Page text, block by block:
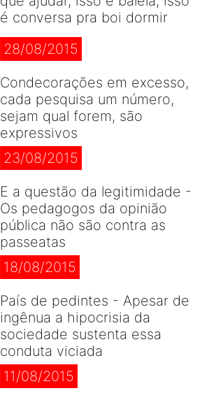
é conversa pra boi dormir
28/08/2015
Condecorações em excesso,
cada pesquisa um número,
sejam qual forem, são
expressivos
23/08/2015
E a questão da legitimidade -
Os pedagogos da opinião
pública não são contra as
passeatas
18/08/2015
País de pedintes - Apesar de
ingênua a hipocrisia da
sociedade sustenta essa
conduta viciada
11/08/2015